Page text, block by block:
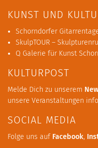
KUNST UND
Schorndorfer
SkulpTOUR –
Q Galerie für Kunst
KULTURPOST
Melde Dich zu unserem
unsere Veranstaltungen
SOCIAL MEDIA
Folge uns auf Facebook,